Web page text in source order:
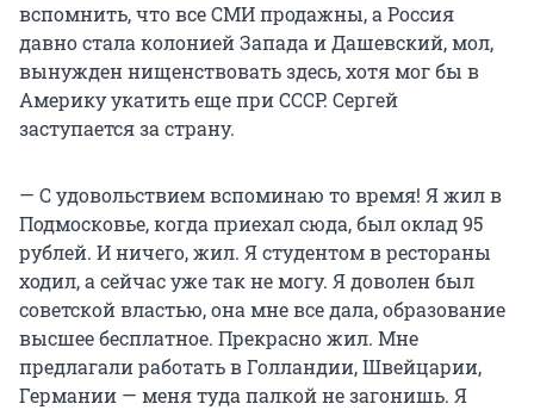
вспомнить, что все СМИ продажны, а Россия
давно стала колонией Запада и Дашевский, мол,
вынужден нищенствовать здесь, хотя мог бы в
Америку укатить еще при СССР. Сергей
заступается за страну.
— С удовольствием вспоминаю то время! Я жил в
Подмосковье, когда приехал сюда, был оклад 95
рублей. И ничего, жил. Я студентом в рестораны
ходил, а сейчас уже так не могу. Я доволен был
советской властью, она мне все дала, образование
высшее бесплатное. Прекрасно жил. Мне
предлагали работать в Голландии, Швейцарии,
Германии — меня туда палкой не загонишь. Я